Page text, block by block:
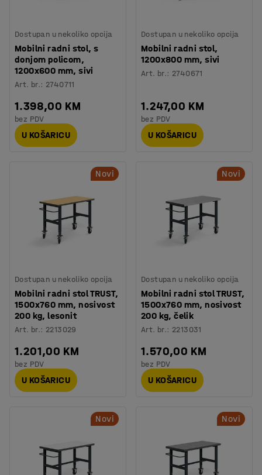
Dostupan u nekoliko opcija
Mobilni radni stol, s
donjom policom,
1200x600 mm, sivi
Art. br.: 2740711
1.398,00 KM
bez PDV
U KOŠARICU
Dostupan u nekoliko opcija
Mobilni radni stol,
1200x800 mm, sivi
Art. br.: 2740671
1.247,00 KM
bez PDV
U KOŠARICU
Novi
Dostupan u nekoliko opcija
Mobilni radni stol TRUST,
1500x760 mm, nosivost
200 kg, lesonit
Art. br.: 2213029
1.201,00 KM
bez PDV
U KOŠARICU
Novi
Dostupan u nekoliko opcija
Mobilni radni stol TRUST,
1500x760 mm, nosivost
200 kg, čelik
Art. br.: 2213031
1.570,00 KM
bez PDV
U KOŠARICU
Novi Novi